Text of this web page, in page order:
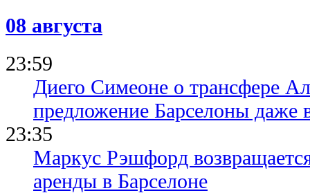
08 августа
23:59
Диего Симеоне о трансфере
предложение Барселоны даже
23:35
Маркус Рэшфорд
аренды в Барселоне